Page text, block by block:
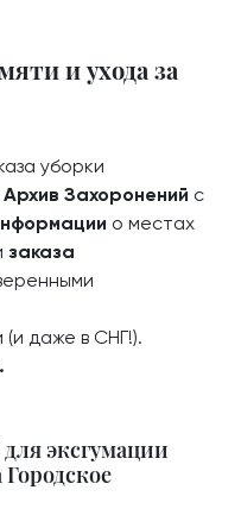
и ухода за
уборки
Захоронений с
о местах
заказа
даже в СНГ!).
эксгумации